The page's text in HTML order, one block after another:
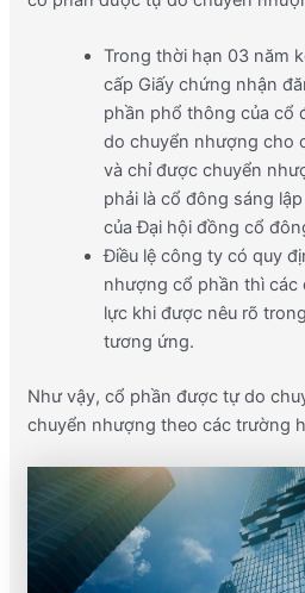
Trong thời hạn 03 năm
cấp Giấy chứng nhận
phần phổ thông của cổ
do chuyển nhượng cho
và chỉ được chuyển
phải là cổ đông sáng
của Đại hội đồng cổ
Điều lệ công ty có quy
nhượng cổ phần thì các
lực khi được nêu rõ
tương ứng.
Như vậy, cổ phần được tự do
chuyển nhượng theo các trường